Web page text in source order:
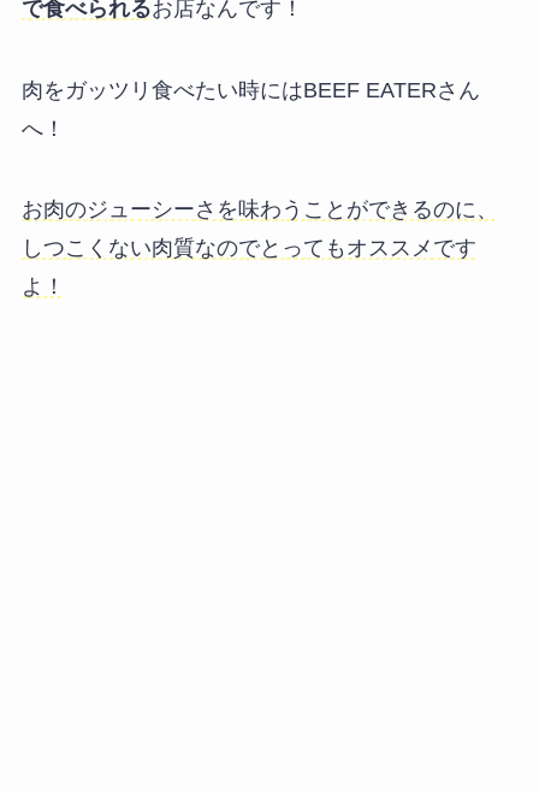
で食べられるお店なんです！
肉をガッツリ食べたい時にはBEEF EATERさん
へ！
お肉のジューシーさを味わうことができるのに、
しつこくない肉質なのでとってもオススメです
よ！